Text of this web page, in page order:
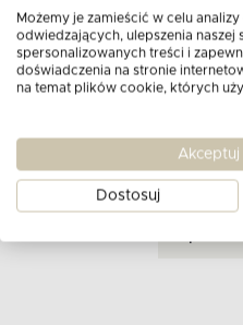
Opinie
dla
Aktualnie nie ma
napisać
Możemy je zamieścić w celu
odwiedzających, ulepszenia naszej
spersonalizowanych treści i
doświadczenia na stronie
na temat plików cookie, których
Dostosuj